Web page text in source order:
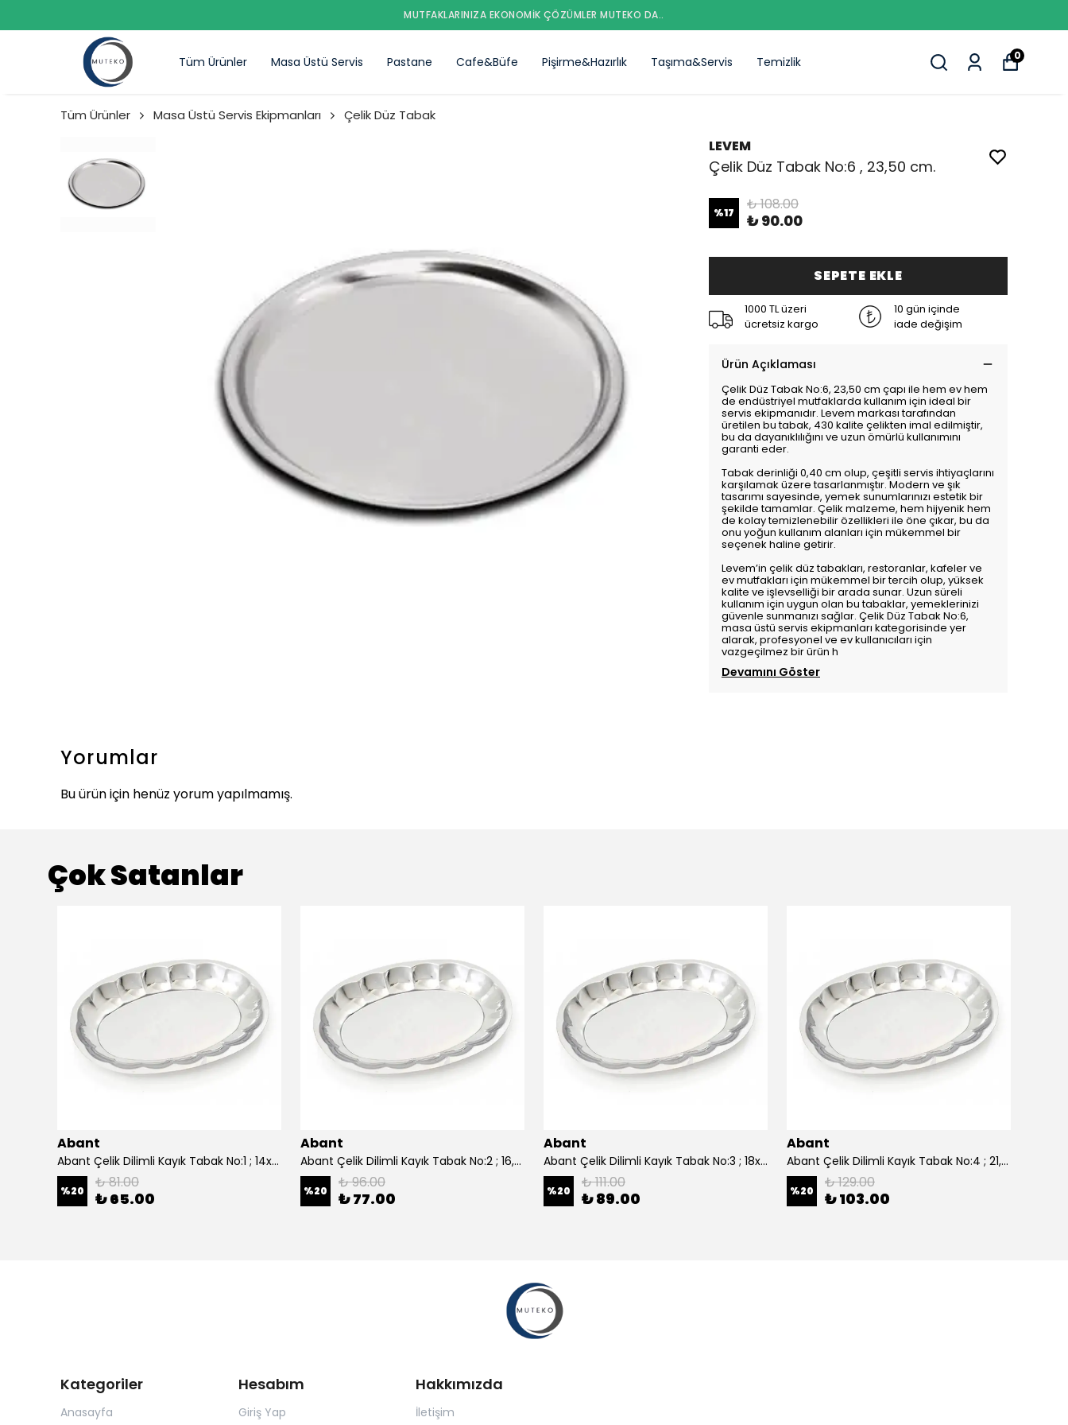
MUTFAKLARINIZA EKONOMIK ÇÖZÜMLER MUTEKO DA..
Tüm Ürünler Masa Üstü Servis Pastane Cafe&Büfe Pişirme&Hazırlık Taşıma&Servis Temizlik 0
Tüm Ürünler Masa Üstü Servis Ekipmanları Çelik Düz Tabak
LEVEM
Çelik Düz Tabak No:6 , 23,50 cm.
%17 ₺ 108.00
₺ 90.00
SEPETE EKLE
1000 TL üzeri
ücretsiz kargo
10 gün içinde
iade değişim
Ürün Açıklaması
Çelik Düz Tabak No:6, 23,50 cm çapı ile hem ev hem
de endüstriyel mutfaklarda kullanım için ideal bir
servis ekipmanıdır. Levem markası tarafından
üretilen bu tabak, 430 kalite çelikten imal edilmiştir,
bu da dayanıklılığını ve uzun ömürlü kullanımını
garanti eder.
Tabak derinliği 0,40 cm olup, çeşitli servis ihtiyaçlarını
karşılamak üzere tasarlanmıştır. Modern ve şık
tasarımı sayesinde, yemek sunumlarınızı estetik bir
şekilde tamamlar. Çelik malzeme, hem hijyenik hem
de kolay temizlenebilir özellikleri ile öne çıkar, bu da
onu yoğun kullanım alanları için mükemmel bir
seçenek haline getirir.
Levem’in çelik düz tabakları, restoranlar, kafeler ve
ev mutfakları için mükemmel bir tercih olup, yüksek
kalite ve işlevselliği bir arada sunar. Uzun süreli
kullanım için uygun olan bu tabaklar, yemeklerinizi
güvenle sunmanızı sağlar. Çelik Düz Tabak No:6,
masa üstü servis ekipmanları kategorisinde yer
alarak, profesyonel ve ev kullanıcıları için
vazgeçilmez bir ürün h
Devamını Göster
Yorumlar
Bu ürün için henüz yorum yapılmamış.
Çok Satanlar
Abant
Abant Çelik Dilimli Kayık Tabak No:1 ; 14x21 cm.
%20 ₺ 81.00
₺ 65.00
Abant
Abant Çelik Dilimli Kayık Tabak No:2 ; 16,5x24,5 cm.
%20 ₺ 96.00
₺ 77.00
Abant
Abant Çelik Dilimli Kayık Tabak No:3 ; 18x27,5 cm.
%20 ₺ 111.00
₺ 89.00
Abant
Abant Çelik Dilimli Kayık Tabak No:4 ; 21,5x30,5 cm.
%20 ₺ 129.00
₺ 103.00
Kategoriler
Anasayfa
Hesabım
Giriş Yap
Hakkımızda
İletişim